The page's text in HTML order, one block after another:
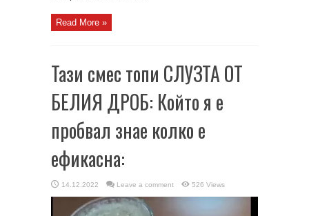
Read More »
Тази смес топи СЛУЗТА ОТ
БЕЛИЯ ДРОБ: Който я е
пробвал знае колко е
ефикасна:
14.12.2022 Leave a comment 526 Views